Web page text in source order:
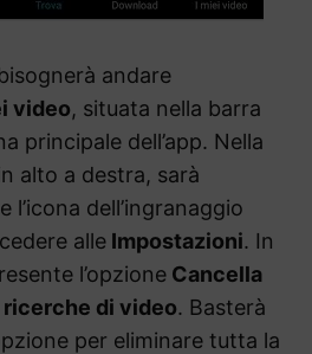
andare
video, situata nella barra
principale dell’app. Nella
alto a destra, sarà
l’icona dell’ingranaggio
alle Impostazioni. In
l’opzione Cancella
di video. Basterà
per eliminare tutta la